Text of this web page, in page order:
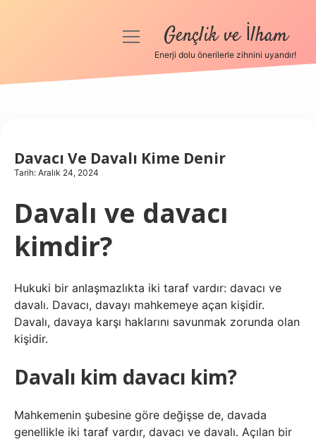
Anasayfa
Hakkımızda
menüyüGençlik ve İlham
Enerji dolu önerilerle zihnini uyandır!
Davacı Ve Davalı Kime Denir
Tarih: Aralık 24, 2024
Davalı ve davacı
kimdir?
Hukuki bir anlaşmazlıkta iki taraf vardır: davacı ve
davalı. Davacı, davayı mahkemeye açan kişidir.
Davalı, davaya karşı haklarını savunmak zorunda olan
kişidir.
Davalı kim davacı kim?
Mahkemenin şubesine göre değişse de, davada
genellikle iki taraf vardır, davacı ve davalı. Açılan bir